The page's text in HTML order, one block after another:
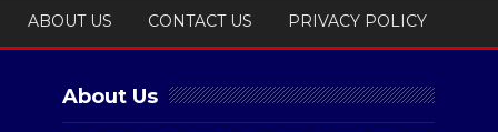
ABOUT US CONTACT US PRIVACY POLICY
About Us